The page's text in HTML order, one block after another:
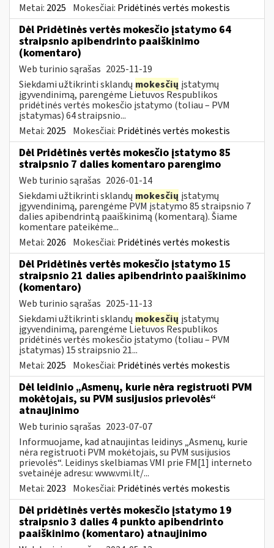
Metai: 2025 Mokesčiai: Pridėtinės vertės mokestis
Dėl Pridėtinės vertės mokesčio įstatymo 64
straipsnio apibendrinto paaiškinimo
(komentaro)
Web turinio sąrašas 2025-11-19
Siekdami užtikrinti sklandų mokesčių įstatymų
įgyvendinimą, parengėme Lietuvos Respublikos
pridėtinės vertės mokesčio įstatymo (toliau – PVM
įstatymas) 64 straipsnio...
Metai: 2025 Mokesčiai: Pridėtinės vertės mokestis
Dėl Pridėtinės vertės mokesčio įstatymo 85
straipsnio 7 dalies komentaro parengimo
Web turinio sąrašas 2026-01-14
Siekdami užtikrinti sklandų mokesčių įstatymų
įgyvendinimą, parengėme PVM įstatymo 85 straipsnio 7
dalies apibendrintą paaiškinimą (komentarą). Šiame
komentare pateikėme...
Metai: 2026 Mokesčiai: Pridėtinės vertės mokestis
Dėl Pridėtinės vertės mokesčio įstatymo 15
straipsnio 21 dalies apibendrinto paaiškinimo
(komentaro)
Web turinio sąrašas 2025-11-13
Siekdami užtikrinti sklandų mokesčių įstatymų
įgyvendinimą, parengėme Lietuvos Respublikos
pridėtinės vertės mokesčio įstatymo (toliau – PVM
įstatymas) 15 straipsnio 21...
Metai: 2025 Mokesčiai: Pridėtinės vertės mokestis
Dėl leidinio „Asmenų, kurie nėra registruoti PVM
mokėtojais, su PVM susijusios prievolės“
atnaujinimo
Web turinio sąrašas 2023-07-07
Informuojame, kad atnaujintas leidinys „Asmenų, kurie
nėra registruoti PVM mokėtojais, su PVM susijusios
prievolės“. Leidinys skelbiamas VMI prie FM[1] interneto
svetainėje adresu: www.vmi.lt/...
Metai: 2023 Mokesčiai: Pridėtinės vertės mokestis
Dėl pridėtinės vertės mokesčio įstatymo 19
straipsnio 3 dalies 4 punkto apibendrinto
paaiškinimo (komentaro) atnaujinimo